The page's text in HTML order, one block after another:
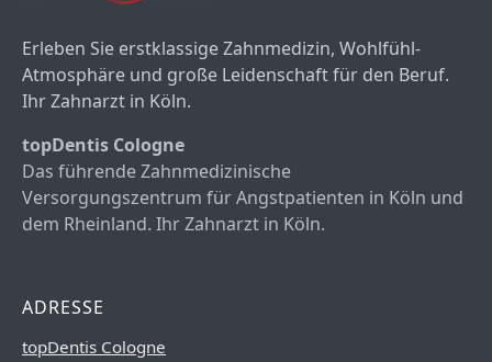
Erleben Sie erstklassige Zahnmedizin, Wohlfühl-
Atmosphäre und große Leidenschaft für den Beruf.
Ihr Zahnarzt in Köln.
topDentis Cologne
Das führende Zahnmedizinische
Versorgungszentrum für Angstpatienten in Köln und
dem Rheinland. Ihr Zahnarzt in Köln.
ADRESSE
topDentis Cologne